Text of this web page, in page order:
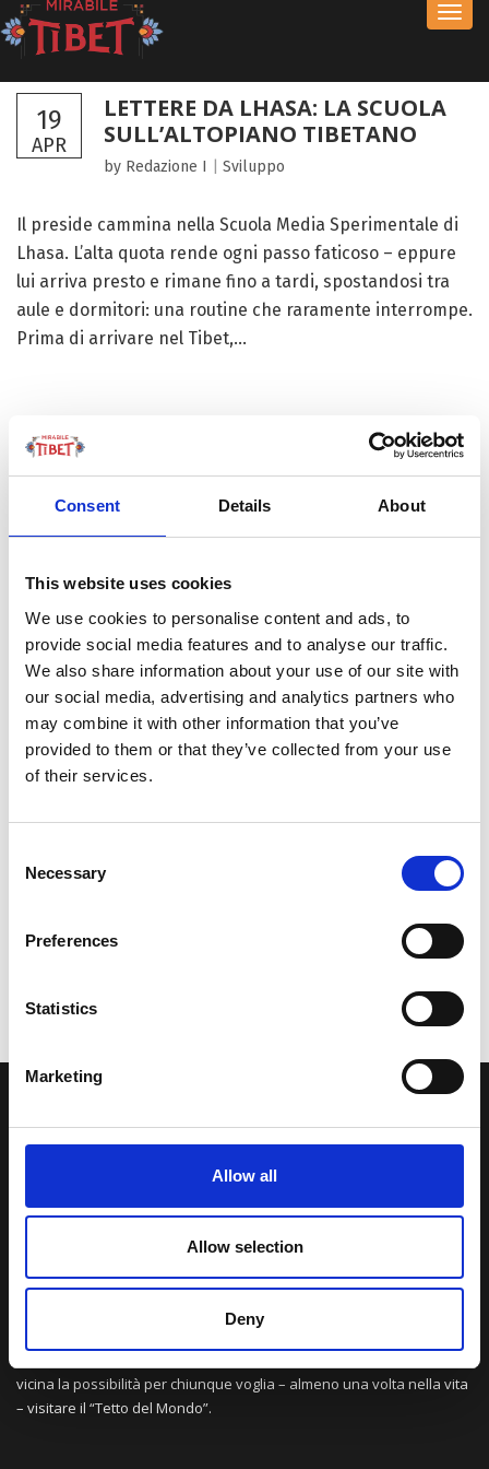
Consent Details About
This website uses cookies
We use cookies to personalise content and ads, to
provide social media features and to analyse our traffic.
We also share information about your use of our site with
our social media, advertising and analytics partners who
may combine it with other information that you’ve
provided to them or that they’ve collected from your use
of their services.
Selection
Necessary
Preferences
Statistics
Marketing
Allow all
Allow selection
Deny
19
APR
LETTERE DA LHASA: LA SCUOLA
SULL’ALTOPIANO TIBETANO
by Redazione I Sviluppo
Il preside cammina nella Scuola Media Sperimentale di
Lhasa. L’alta quota rende ogni passo faticoso – eppure
lui arriva presto e rimane fino a tardi, spostandosi tra
aule e dormitori: una routine che raramente interrompe.
Prima di arrivare nel Tibet,...
FOCUS TIBET
Una comunità di appassionati della cultura tibetana che hanno
avuto modo di viaggiare e conoscere questa meravigliosa regione.
paesaggi e la sua gente è capace di riempire il cuore.
vicina la possibilità per chiunque voglia – almeno una volta nella vita
– visitare il “Tetto del Mondo”.